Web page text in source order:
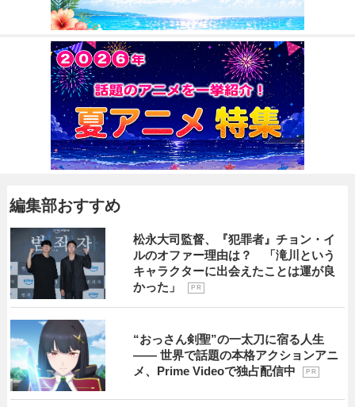
編集部おすすめ
松永大司監督、『犯罪者』チョン・イ
ルのオファー理由は？ 「滝川という
キャラクターに出会えたことは運が良
かった」
P R
“おっさん剣聖”の一太刀に宿る人生
―― 世界で話題の本格アクションアニ
メ、Prime Videoで独占配信中
P R